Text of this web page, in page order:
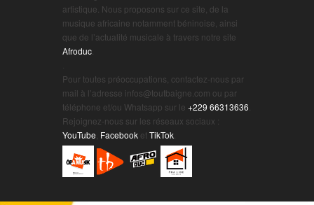
artistique. Nous proposons sur ce site, de la
musique africaine notamment béninoise, ainsi
que de l’actualité musicale à travers notre site
Afroduc
Pour toutes préoccupations, contactez-nous par
mail à l’adresse infos@toutbaigne.com ou par
téléphone et/ou Whatsapp sur le +229 66313636
Rejoignez-nous sur les réseaux sociaux :
YouTube Facebook etTikTok